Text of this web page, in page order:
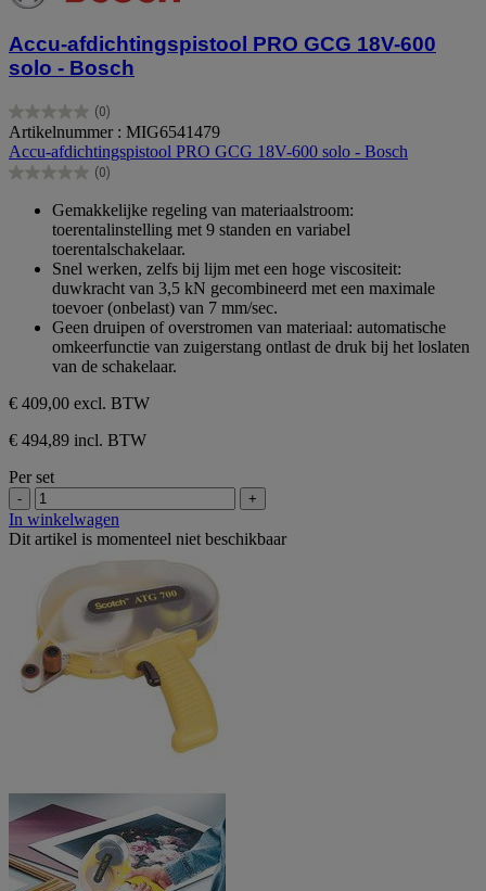
Accu-afdichtingspistool PRO GCG 18V-600
solo - Bosch
(0)
0.0
van
de
5
Artikelnummer : MIG6541479
Accu-afdichtingspistool PRO GCG 18V-600 solo - Bosch
(0)
0.0
sterren.
Gemakkelijke regeling van materiaalstroom:
toerentalinstelling met 9 standen en variabel
toerentalschakelaar.
Snel werken, zelfs bij lijm met een hoge viscositeit:
duwkracht van 3,5 kN gecombineerd met een maximale
toevoer (onbelast) van 7 mm/sec.
Geen druipen of overstromen van materiaal: automatische
omkeerfunctie van zuigerstang ontlast de druk bij het loslaten
van de schakelaar.
€ 409,00 excl. BTW
€ 494,89 incl. BTW
Per set
- +
In winkelwagen
Dit artikel is momenteel niet beschikbaar